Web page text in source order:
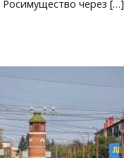
Росимущество через […]